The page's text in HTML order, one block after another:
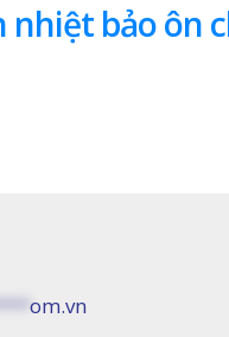
nhiệt bảo ôn
om.vn